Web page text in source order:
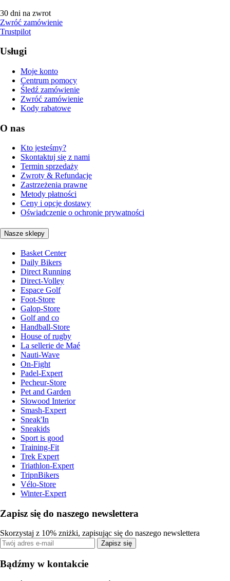
30 dni na zwrot
Zwróć zamówienie
Trustpilot
Usługi
Moje konto
Centrum pomocy
Śledź zamówienie
Zwróć zamówienie
Kody rabatowe
O nas
Kto jesteśmy?
Skontaktuj się z nami
Termin sprzedaży
Zwroty & Refundacje
Zastrzeżenia prawne
Metody płatności
Ceny i opcje dostawy
Oświadczenie o ochronie prywatności
Nasze sklepy
Basket Center
Daily Bikers
Direct Running
Direct-Volley
Espace Golf
Foot-Store
Galop-Store
Golf and co
Handball-Store
House of rugby
La sellerie de Maé
Nauti-Wave
On-Fight
Padel-Expert
Pecheur-Store
Pet and Garden
Slowood Interior
Smash-Expert
Sneak'In
Sneakids
Sport is good
Training-Fit
Trek Expert
Triathlon-Expert
TripnBikers
Vélo-Store
Winter-Expert
Zapisz się do naszego newslettera
Skorzystaj z 10% zniżki, zapisując się do naszego newslettera
Zapisz się
Bądźmy w kontakcie